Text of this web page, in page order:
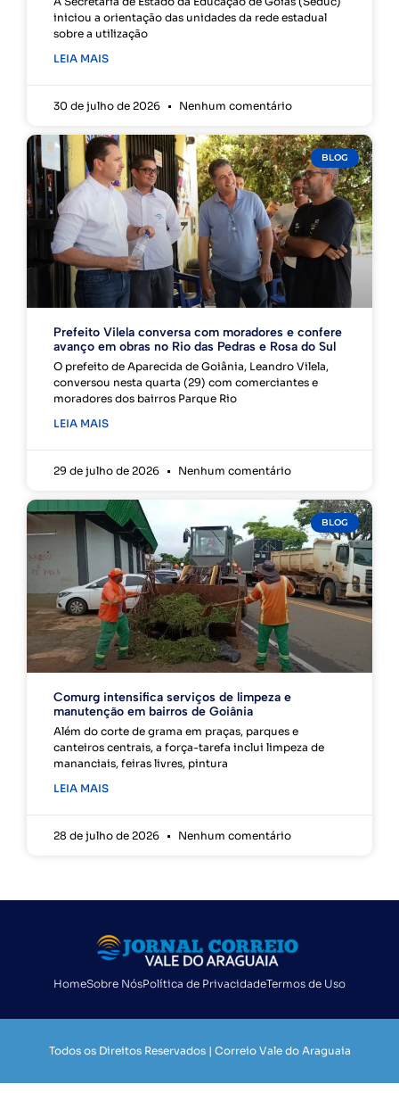
iniciou a orientação das unidades da rede estadual
sobre a utilização
LEIA MAIS
30 de julho de 2026 Nenhum comentário
BLOG
Prefeito Vilela conversa com moradores e confere
avanço em obras no Rio das Pedras e Rosa do Sul
O prefeito de Aparecida de Goiânia, Leandro Vilela,
conversou nesta quarta (29) com comerciantes e
moradores dos bairros Parque Rio
LEIA MAIS
29 de julho de 2026 Nenhum comentário
BLOG
Comurg intensifica serviços de limpeza e
manutenção em bairros de Goiânia
Além do corte de grama em praças, parques e
canteiros centrais, a força-tarefa inclui limpeza de
mananciais, feiras livres, pintura
LEIA MAIS
28 de julho de 2026 Nenhum comentário
HomeSobre NósPolítica de PrivacidadeTermos de Uso
Todos os Direitos Reservados | Correio Vale do Araguaia